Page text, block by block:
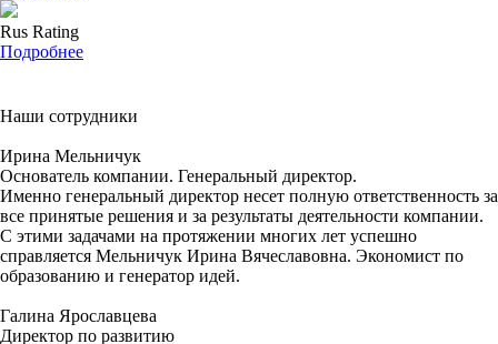
Rus Rating
Подробнее
Наши сотрудники
Ирина Мельничук
Основатель компании. Генеральный директор.
Именно генеральный директор несет полную ответственность за
все принятые решения и за результаты деятельности компании.
С этими задачами на протяжении многих лет успешно
справляется Мельничук Ирина Вячеславовна. Экономист по
образованию и генератор идей.
Галина Ярославцева
Директор по развитию